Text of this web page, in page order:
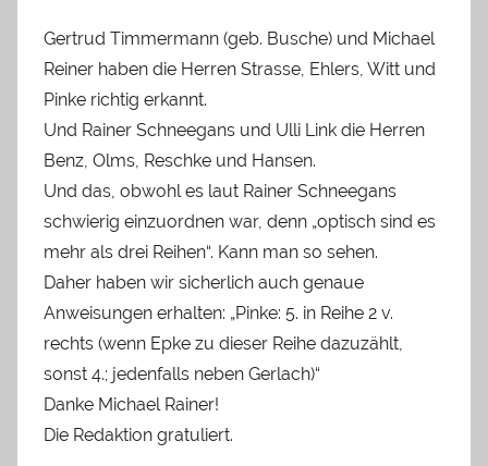
Gertrud Timmermann (geb. Busche) und Michael
Reiner haben die Herren Strasse, Ehlers, Witt und
Pinke richtig erkannt.
Und Rainer Schneegans und Ulli Link die Herren
Benz, Olms, Reschke und Hansen.
Und das, obwohl es laut Rainer Schneegans
schwierig einzuordnen war, denn „optisch sind es
mehr als drei Reihen“. Kann man so sehen.
Daher haben wir sicherlich auch genaue
Anweisungen erhalten: „Pinke: 5. in Reihe 2 v.
rechts (wenn Epke zu dieser Reihe dazuzählt,
sonst 4.; jedenfalls neben Gerlach)“
Danke Michael Rainer!
Die Redaktion gratuliert.